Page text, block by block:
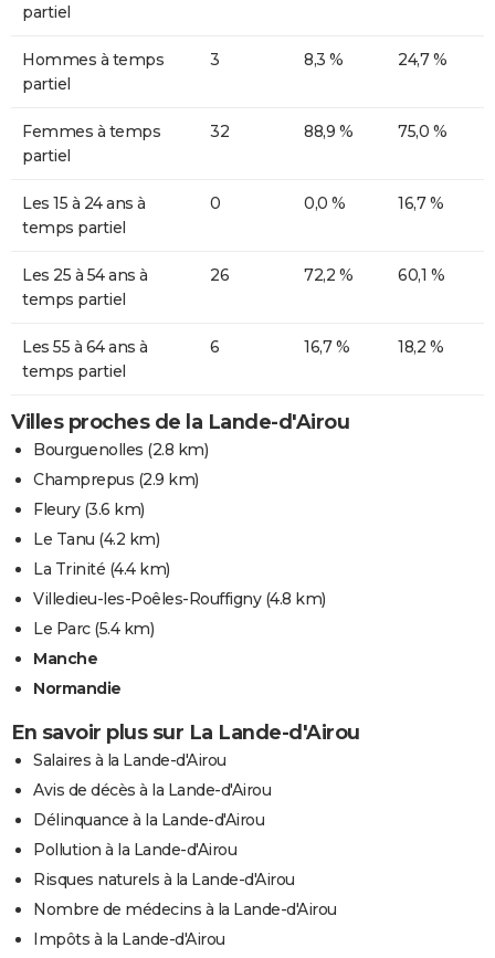
partiel
Hommes à temps
partiel
3 8,3 % 24,7 %
Femmes à temps
partiel
32 88,9 % 75,0 %
Les 15 à 24 ans à
temps partiel
0 0,0 % 16,7 %
Les 25 à 54 ans à
temps partiel
26 72,2 % 60,1 %
Les 55 à 64 ans à
temps partiel
6 16,7 % 18,2 %
Villes proches de la Lande-d'Airou
Bourguenolles (2.8 km)
Champrepus (2.9 km)
Fleury(3.6 km)
Le Tanu (4.2 km)
La Trinité (4.4 km)
Villedieu-les-Poêles-Rouffigny(4.8 km)
Le Parc(5.4 km)
Manche
Normandie
En savoir plus sur La Lande-d'Airou
Salaires à la Lande-d'Airou
Avis de décès à la Lande-d'Airou
Délinquance à la Lande-d'Airou
Pollution à la Lande-d'Airou
Risques naturels à la Lande-d'Airou
Nombre de médecins à la Lande-d'Airou
Impôts à la Lande-d'Airou